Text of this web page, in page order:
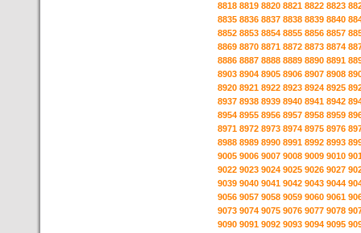
8818 8819 8820 8821 8822 8823
8835 8836 8837 8838 8839 8840
8852 8853 8854 8855 8856 8857
8869 8870 8871 8872 8873 8874
8886 8887 8888 8889 8890 8891
8903 8904 8905 8906 8907 8908
8920 8921 8922 8923 8924 8925
8937 8938 8939 8940 8941 8942
8954 8955 8956 8957 8958 8959
8971 8972 8973 8974 8975 8976
8988 8989 8990 8991 8992 8993
9005 9006 9007 9008 9009 9010
9022 9023 9024 9025 9026 9027
9039 9040 9041 9042 9043 9044
9056 9057 9058 9059 9060 9061
9073 9074 9075 9076 9077 9078
9090 9091 9092 9093 9094 9095